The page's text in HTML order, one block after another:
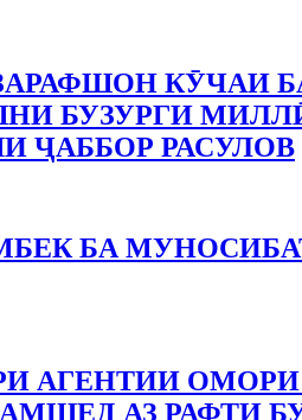
КӮЧАИ
БУЗУРГИ МИЛЛӢ
ҶАББОР РАСУЛОВ
БА
АГЕНТИИ ОМОРИ
АЗ РАФТИ